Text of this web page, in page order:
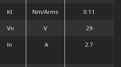
Kt Nm/Arms 0.11
Vn V 29
In A 2.7